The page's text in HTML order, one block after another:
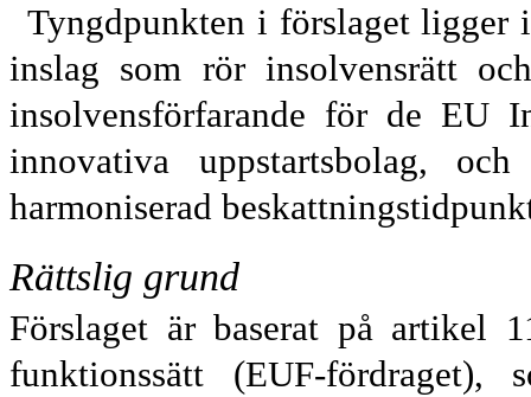
Tyngdpunkten i förslaget ligger
inslag som rör insolvensrätt
insolvensförfarande för de EU
innovativa uppstartsbolag,
harmoniserad
Rättslig grund
Förslaget är baserat på artikel
funktionssätt (EUF-fördraget),